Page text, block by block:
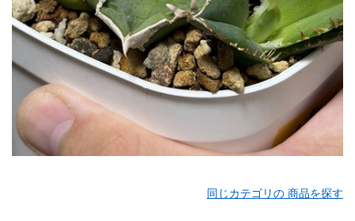
同じカテゴリの 商品を探す